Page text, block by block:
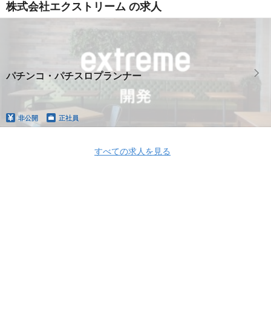
株式会社エクストリーム の求人
パチンコ・パチスロプランナー
非公開 正社員
すべての求人を見る